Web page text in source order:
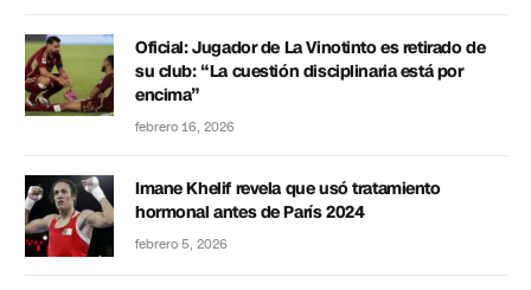
Oficial: Jugador de La Vinotinto es retirado de
su club: “La cuestión disciplinaria está por
encima”
febrero 16, 2026
Imane Khelif revela que usó tratamiento
hormonal antes de París 2024
febrero 5, 2026